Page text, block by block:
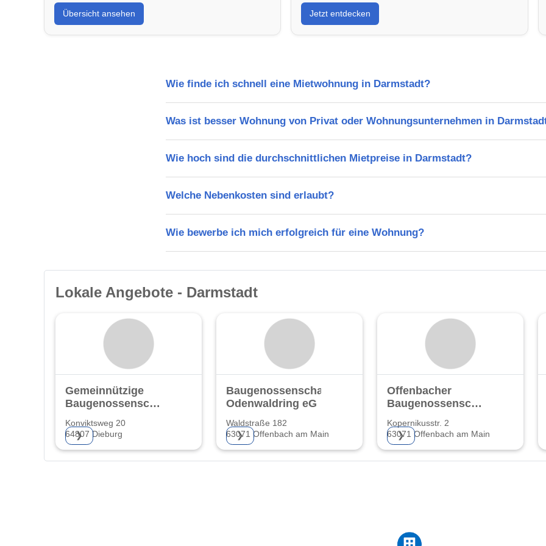
Übersicht ansehen Jetzt entdecken
Wie finde ich schnell eine Mietwohnung in Darmstadt?
Was ist besser Wohnung von Privat oder Wohnungsunternehmen in
Wie hoch sind die durchschnittlichen Mietpreise in Darmstadt?
Welche Nebenkosten sind erlaubt?
Wie bewerbe ich mich erfolgreich für eine Wohnung?
Lokale Angebote - Darmstadt
Gemeinnützige
Baugenossenschaft
Konviktsweg 20
64807 Dieburg
❯
Baugenossenschaft
Odenwaldring eG
Waldstraße 182
63071 Offenbach am Main
❯
Offenbacher
Baugenossenschaft
Kopernikusstr. 2
63071 Offenbach am Main
❯